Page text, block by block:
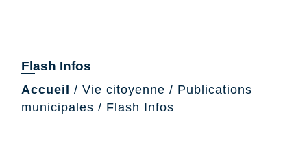
Flash Infos
Accueil / Vie citoyenne / Publications
municipales / Flash Infos